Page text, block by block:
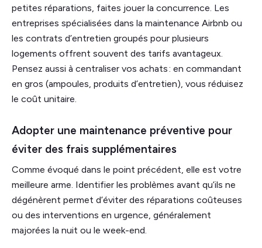
petites réparations, faites jouer la concurrence. Les
entreprises spécialisées dans la maintenance Airbnb ou
les contrats d’entretien groupés pour plusieurs
logements offrent souvent des tarifs avantageux.
Pensez aussi à centraliser vos achats : en commandant
en gros (ampoules, produits d’entretien), vous réduisez
le coût unitaire.
Adopter une maintenance préventive pour
éviter des frais supplémentaires
Comme évoqué dans le point précédent, elle est votre
meilleure arme. Identifier les problèmes avant qu’ils ne
dégénèrent permet d’éviter des réparations coûteuses
ou des interventions en urgence, généralement
majorées la nuit ou le week-end.